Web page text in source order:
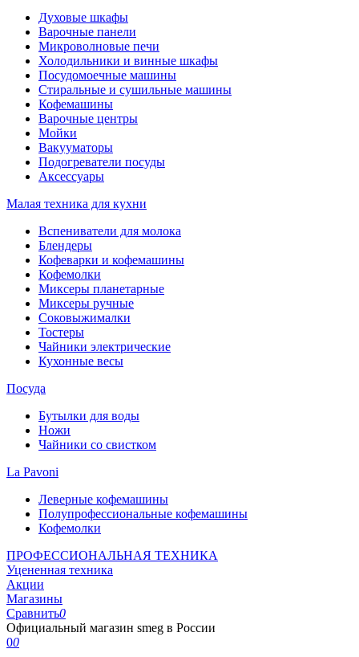
Духовые шкафы
Варочные панели
Микроволновые печи
Холодильники и винные шкафы
Посудомоечные машины
Стиральные и сушильные машины
Кофемашины
Варочные центры
Мойки
Вакууматоры
Подогреватели посуды
Аксессуары
Малая техника для кухни
Вспениватели для молока
Блендеры
Кофеварки и кофемашины
Кофемолки
Миксеры планетарные
Миксеры ручные
Соковыжималки
Тостеры
Чайники электрические
Кухонные весы
Посуда
Бутылки для воды
Ножи
Чайники со свистком
La Pavoni
Леверные кофемашины
Полупрофессиональные кофемашины
Кофемолки
ПРОФЕССИОНАЛЬНАЯ ТЕХНИКА
Уцененная техника
Акции
Магазины
Сравнить0
Официальный магазин smeg в России
00